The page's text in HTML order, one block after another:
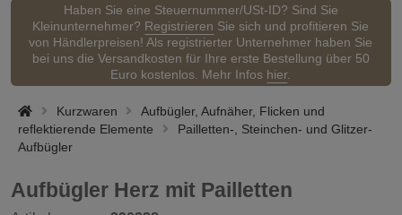
Haben Sie eine Steuernummer/USt-ID? Sind Sie
Kleinunternehmer? Registrieren Sie sich und profitieren Sie
von Händlerpreisen! Als registrierter Unternehmer haben Sie
bei uns die Versandkosten für Ihre erste Bestellung über 50
Euro kostenlos. Mehr Infos hier.
Kurzwaren
Aufbügler, Aufnäher, Flicken und
reflektierende Elemente
Pailletten-, Steinchen- und Glitzer-
Aufbügler
Aufbügler Herz mit Pailletten